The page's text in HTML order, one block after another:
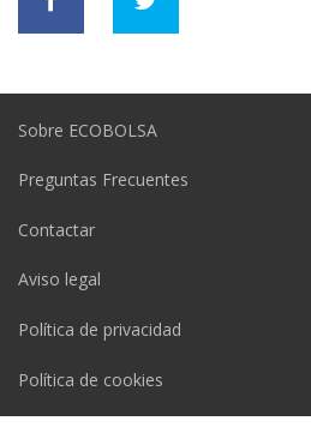
Sobre ECOBOLSA
Preguntas Frecuentes
Contactar
Aviso legal
Política de privacidad
Política de cookies